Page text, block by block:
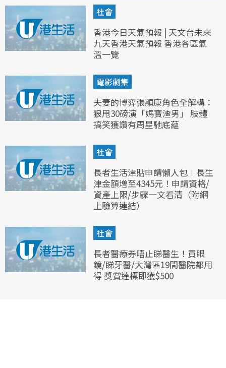
社會
香港今日天氣預報 | 天文台未來
九天香港天氣預報 香港各區氣
溫一覽
電影劇集
夫妻的博弈張頴康角色全解構：
狠甩30磅演「媽寶渣男」 肢體
搞笑獲讚有周星馳底蘊
社會
長者生活津貼申請懶人包︱長生
津金額增至4345元！申請資格/
資產上限/步驟一文看清（附網
上驗算連結）
社會
長者醫療券唔止睇醫生！買眼
鏡/睇牙醫/大灣區19間醫院都用
得 獎賞達標即獲$500